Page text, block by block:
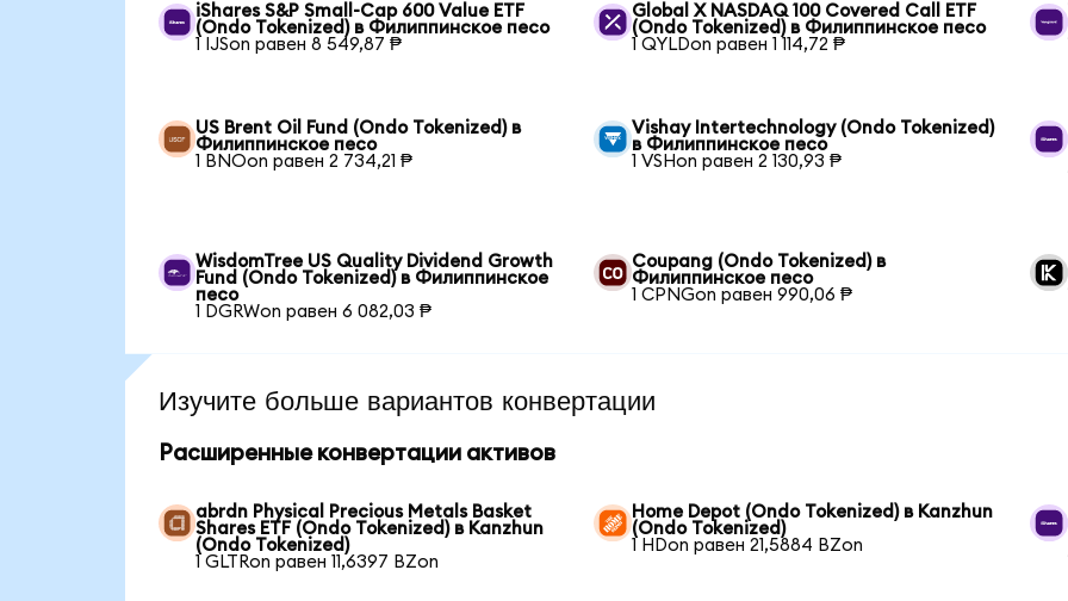
iShares S&P Small-Cap 600 Value ETF
(Ondo Tokenized) в Филиппинское песо
1 IJSon равен 8 549,87 ₱
Global X NASDAQ 100 Covered Call ETF
(Ondo Tokenized) в Филиппинское песо
1 QYLDon равен 1 114,72 ₱
US Brent Oil Fund (Ondo Tokenized) в
Филиппинское песо
1 BNOon равен 2 734,21 ₱
Vishay Intertechnology (Ondo Tokenized)
в Филиппинское песо
1 VSHon равен 2 130,93 ₱
WisdomTree US Quality Dividend Growth
Fund (Ondo Tokenized) в Филиппинское
песо
1 DGRWon равен 6 082,03 ₱
Coupang (Ondo Tokenized) в
Филиппинское песо
1 CPNGon равен 990,06 ₱
Изучите больше вариантов конвертации
Расширенные конвертации активов
abrdn Physical Precious Metals Basket
Shares ETF (Ondo Tokenized) в Kanzhun
(Ondo Tokenized)
1 GLTRon равен 11,6397 BZon
Home Depot (Ondo Tokenized) в Kanzhun
(Ondo Tokenized)
1 HDon равен 21,5884 BZon